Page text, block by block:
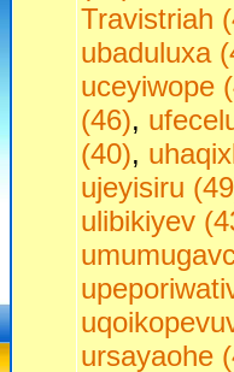
Travistriah
ubaduluxa
uceyiwope
(46),
(40),
ujeyisiru
ulibikiyev
ursayaohe